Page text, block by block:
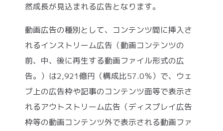
然成長が見込まれる広告となります。
動画広告の種別として、コンテンツ間に挿入さ
れるインストリーム広告（動画コンテンツの
前、中、後に再生する動画ファイル形式の広
告。）は2,921億円（構成比57.0％）で、ウェ
ブ上の広告枠や記事のコンテンツ面等で表示さ
れるアウトストリーム広告（ディスプレイ広告
枠等の動画コンテンツ外で表示される動画ファ